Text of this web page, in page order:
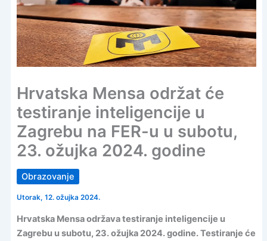
Hrvatska Mensa održat će
testiranje inteligencije u
Zagrebu na FER-u u subotu,
23. ožujka 2024. godine
Obrazovanje
Utorak, 12. ožujka 2024.
Hrvatska Mensa održava testiranje inteligencije u
Zagrebu u subotu, 23. ožujka 2024. godine. Testiranje će